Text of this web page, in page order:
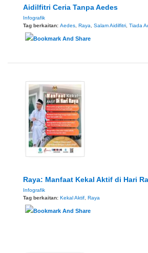
Aidilfitri Ceria Tanpa Aedes
Infografik
Tag berkaitan: Aedes Raya Salam Aidilfitri Tiada
Raya: Manfaat Kekal Aktif di Hari
Infografik
Tag berkaitan: Kekal Aktif Raya